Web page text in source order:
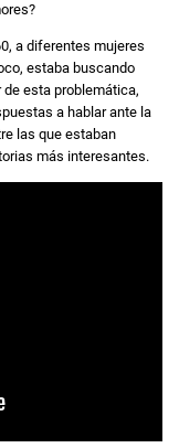
a diferentes mujeres
estaba buscando
esta problemática,
a hablar ante la
las que estaban
más interesantes.